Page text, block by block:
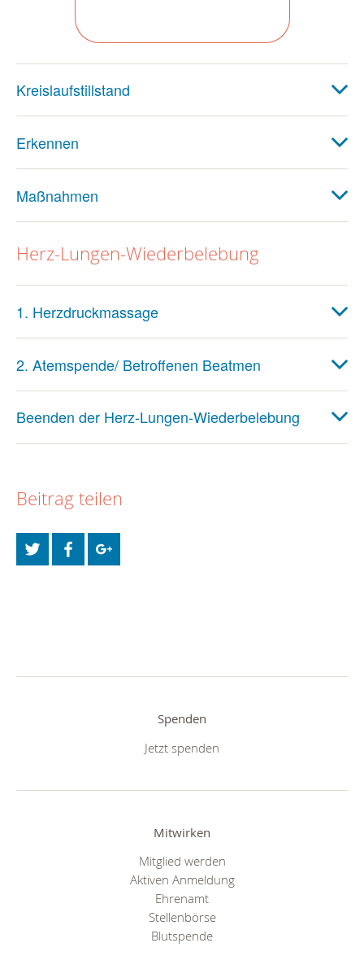
Kreislaufstillstand
Erkennen
Maßnahmen
Herz-Lungen-Wiederbelebung
1. Herzdruckmassage
2. Atemspende/ Betroffenen Beatmen
Beenden der Herz-Lungen-Wiederbelebung
Beitrag teilen
Spenden
Jetzt spenden
Mitwirken
Mitglied werden
Aktiven Anmeldung
Ehrenamt
Stellenbörse
Blutspende